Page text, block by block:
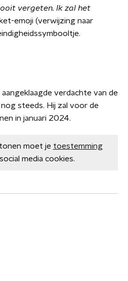
vergeten. Ik zal het
emoji (verwijzing naar
verdachte van de
steeds. Hij zal voor de
in januari 2024.
moet je toestemming
media cookies.